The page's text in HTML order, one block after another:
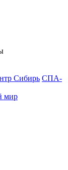
Сибирь СПА-
мир